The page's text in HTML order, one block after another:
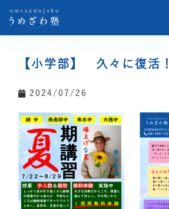
【小学部】 久々に復活！
2024/07/26